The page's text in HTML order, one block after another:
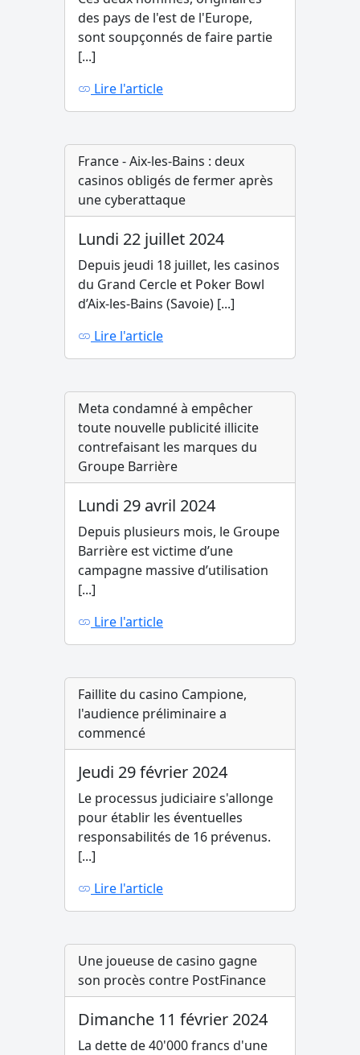
des pays de l'est de l'Europe,
sont soupçonnés de faire partie
[...]
Lire l'article
France - Aix-les-Bains : deux
casinos obligés de fermer après
une cyberattaque
Lundi 22 juillet 2024
Depuis jeudi 18 juillet, les casinos
du Grand Cercle et Poker Bowl
d’Aix-les-Bains (Savoie) [...]
Lire l'article
Meta condamné à empêcher
toute nouvelle publicité illicite
contrefaisant les marques du
Groupe Barrière
Lundi 29 avril 2024
Depuis plusieurs mois, le Groupe
Barrière est victime d’une
campagne massive d’utilisation
[...]
Lire l'article
Faillite du casino Campione,
l'audience préliminaire a
commencé
Jeudi 29 février 2024
Le processus judiciaire s'allonge
pour établir les éventuelles
responsabilités de 16 prévenus.
[...]
Lire l'article
Une joueuse de casino gagne
son procès contre PostFinance
Dimanche 11 février 2024
La dette de 40'000 francs d'une